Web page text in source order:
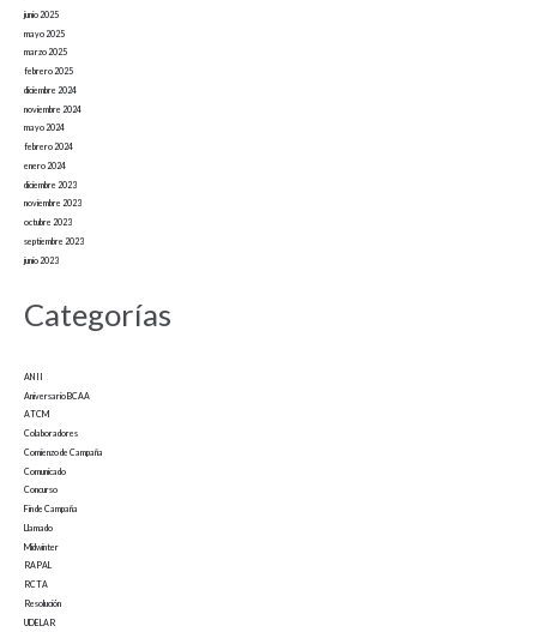
junio 2025
mayo 2025
marzo 2025
febrero 2025
diciembre 2024
noviembre 2024
mayo 2024
febrero 2024
enero 2024
diciembre 2023
noviembre 2023
octubre 2023
septiembre 2023
junio 2023
Categorías
ANII
Aniversario BCAA
ATCM
Colaboradores
Comienzo de Campaña
Comunicado
Concurso
Fin de Campaña
Llamado
Midwinter
RAPAL
RCTA
Resolución
UDELAR